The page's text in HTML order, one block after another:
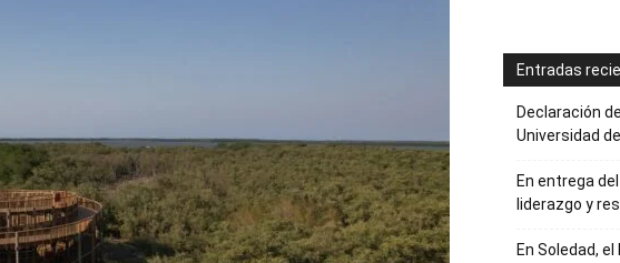
Entradas
Declaración
Universidad
En entrega
liderazgo y
En Soledad,